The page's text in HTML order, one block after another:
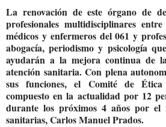
La renovación de este órgano de
profesionales multidisciplinares
médicos y enfermeros del 061 y
abogacía, periodismo y psicología
ayudarán a lamejora continua de
atención sanitaria. Con plena
sus funciones, el Comité de
compuesto en la actualidad por 12
durante los próximos 4 años por el
sanitarias, Carlos Manuel Prados.